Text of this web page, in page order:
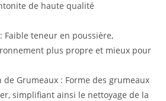
de haute qualité
Faible teneur en poussière,
plus propre et mieux pour
de Grumeaux : Forme des grumeaux
simplifiant ainsi le nettoyage de la